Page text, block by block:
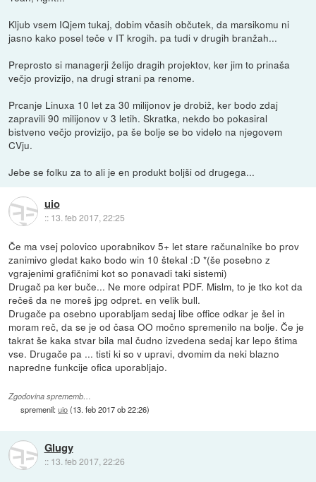
Kljub vsem IQjem tukaj, dobim včasih občutek, da marsikomu ni
jasno kako posel teče v IT krogih. pa tudi v drugih branžah...
Preprosto si managerji želijo dragih projektov, ker jim to prinaša
večjo provizijo, na drugi strani pa renome.
Prcanje Linuxa 10 let za 30 milijonov je drobiž, ker bodo zdaj
zapravili 90 milijonov v 3 letih. Skratka, nekdo bo pokasiral
bistveno večjo provizijo, pa še bolje se bo videlo na njegovem
CVju.
Jebe se folku za to ali je en produkt boljši od drugega...
uio
:: 13. feb 2017, 22:25
Če ma vsej polovico uporabnikov 5+ let stare računalnike bo prov
zanimivo gledat kako bodo win 10 štekal :D *(še posebno z
vgrajenimi grafičnimi kot so ponavadi taki sistemi)
Drugač pa ker buče... Ne more odpirat PDF. Mislm, to je tko kot da
rečeš da ne moreš jpg odpret. en velik bull.
Drugače pa osebno uporabljam sedaj libe office odkar je šel in
moram reč, da se je od časa OO močno spremenilo na bolje. Če je
takrat še kaka stvar bila mal čudno izvedena sedaj kar lepo štima
vse. Drugače pa ... tisti ki so v upravi, dvomim da neki blazno
napredne funkcije ofica uporabljajo.
Zgodovina sprememb…
spremenil:uio(13. feb 2017 ob 22:26)
Glugy
:: 13. feb 2017, 22:26